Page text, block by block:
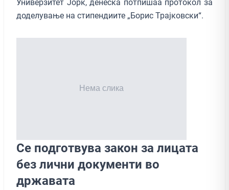
Универзитет Јорк, денеска потпишаа протокол за
доделување на стипендиите „Борис Трајковски“.
Се подготвува закон за лицата
без лични документи во
државата